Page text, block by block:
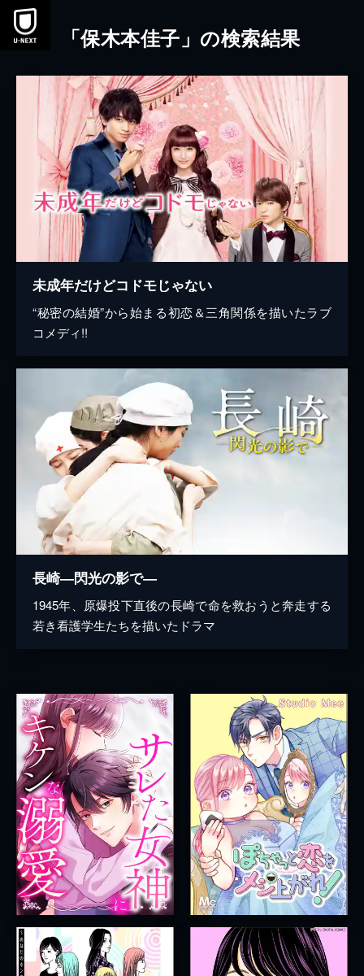
本文へスキップ
「保木本佳子」の検索結果
未成年だけどコドモじゃない
“秘密の結婚”から始まる初恋＆三角関係を描いたラブ
コメディ!!
長崎―閃光の影で―
1945年、原爆投下直後の長崎で命を救おうと奔走する
若き看護学生たちを描いたドラマ